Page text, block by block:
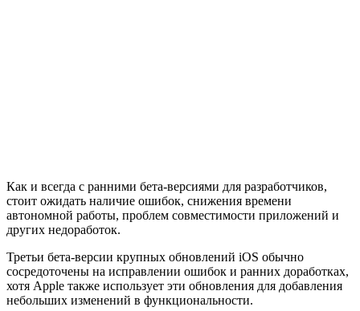
Как и всегда с ранними бета-версиями для разработчиков,
стоит ожидать наличие ошибок, снижения времени
автономной работы, проблем совместимости приложений и
других недоработок.
Третьи бета-версии крупных обновлений iOS обычно
сосредоточены на исправлении ошибок и ранних доработках,
хотя Apple также использует эти обновления для добавления
небольших изменений в функциональности.